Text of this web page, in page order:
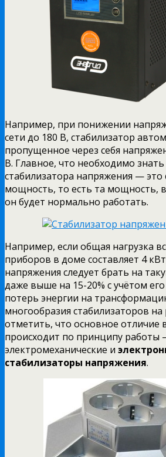
Например, при понижении
сети до 180 В, стабилизатор
пропущенное через себя
В. Главное, что необходимо
стабилизатора напряжения — это
мощность, то есть та мощность,
он будет нормально работать.
Например, если общая нагрузка
приборов в доме составляет 4
напряжения следует брать на
даже выше на 15-20% с учётом
потерь энергии на
многообразия стабилизаторов на
отметить, что основное отличие
происходит по принципу работы
электромеханические и
стабилизаторы напряжения.